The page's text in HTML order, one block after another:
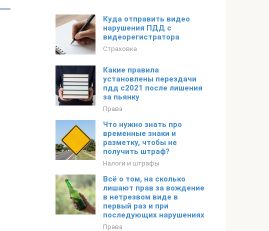
Куда отправить видео
нарушения ПДД с
видеорегистратора
Страховка
Какие правила
установлены перездачи
пдд с2021 после лишения
за пьянку
Права
Что нужно знать про
временные знаки и
разметку, чтобы не
получить штраф?
Налоги и штрафы
Всё о том, на сколько
лишают прав за вождение
в нетрезвом виде в
первый раз и при
последующих нарушениях
Права